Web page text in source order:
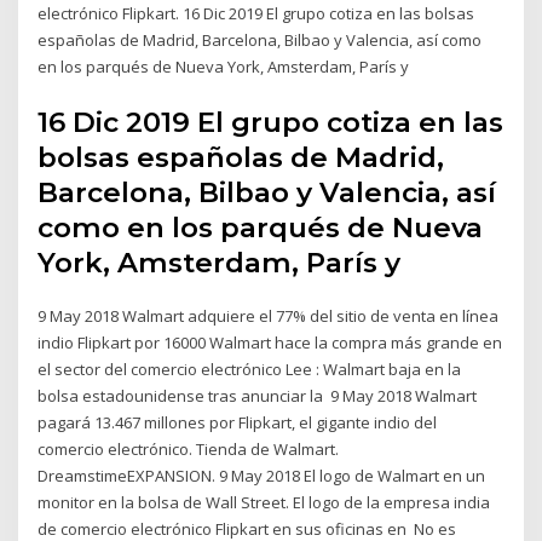
electrónico Flipkart. 16 Dic 2019 El grupo cotiza en las bolsas
españolas de Madrid, Barcelona, Bilbao y Valencia, así como
en los parqués de Nueva York, Amsterdam, París y
16 Dic 2019 El grupo cotiza en las
bolsas españolas de Madrid,
Barcelona, Bilbao y Valencia, así
como en los parqués de Nueva
York, Amsterdam, París y
9 May 2018 Walmart adquiere el 77% del sitio de venta en línea
indio Flipkart por 16000 Walmart hace la compra más grande en
el sector del comercio electrónico Lee : Walmart baja en la
bolsa estadounidense tras anunciar la 9 May 2018 Walmart
pagará 13.467 millones por Flipkart, el gigante indio del
comercio electrónico. Tienda de Walmart.
DreamstimeEXPANSION. 9 May 2018 El logo de Walmart en un
monitor en la bolsa de Wall Street. El logo de la empresa india
de comercio electrónico Flipkart en sus oficinas en No es